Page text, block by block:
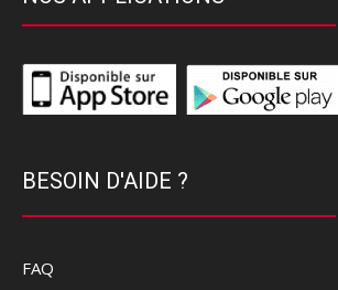
BESOIN D'AIDE ?
FAQ